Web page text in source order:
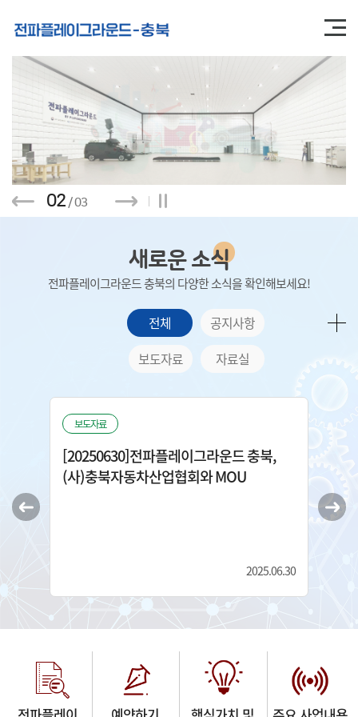
02 / 03
새로운 소식
전파플레이그라운드 충북의 다양한 소식을 확인해보세요!
전체
보도자료
[20250630]전파플레이그라운드 충북,
(사)충북자동차산업협회와 MOU
2025.06.30
공
인)
공지사항
보도자료
자료실